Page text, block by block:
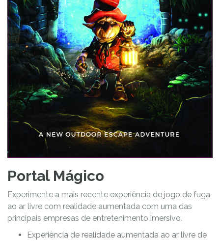
Portal Mágico
Experimente a mais recente experiência de jogo de fuga
ao ar livre com realidade aumentada com uma das
principais empresas de entretenimento imersivo.
Experiência de realidade aumentada ao ar livre de